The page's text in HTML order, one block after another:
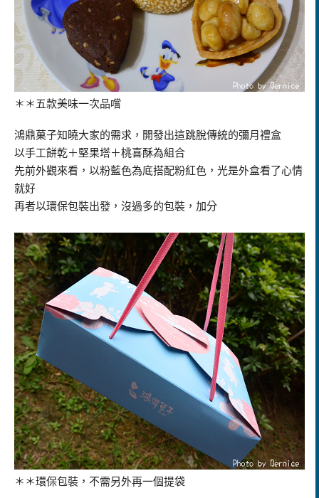
＊＊五款美味一次品嚐
鴻鼎菓子知曉大家的需求，開發出這跳脫傳統的彌月禮盒
以手工餅乾＋堅果塔＋桃喜酥為組合
先前外觀來看，以粉藍色為底搭配粉紅色，光是外盒看了心情
就好
再者以環保包裝出發，沒過多的包裝，加分
＊＊環保包裝，不需另外再一個提袋